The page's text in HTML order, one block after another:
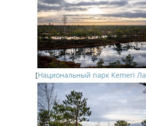
[Национальный парк Kemeri